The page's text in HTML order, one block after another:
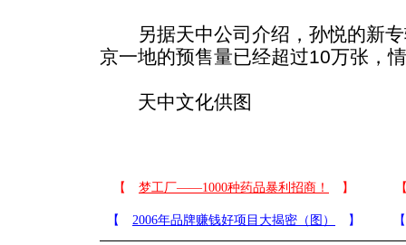
另据天中公司介绍，孙悦的新专
京一地的预售量已经超过10万张，
天中文化供图